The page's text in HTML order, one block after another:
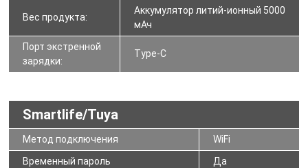
Вес продукта:
Аккумулятор литий-ионный 5000
мАч
Порт экстренной
зарядки:
Type-C
Smartlife/Tuya
Метод подключения
WiFi
Временный пароль
Да